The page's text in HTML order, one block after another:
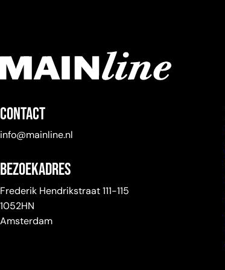
Contact
info@mainline.nl
Bezoekadres
Frederik Hendrikstraat 111-115
1052HN
Amsterdam